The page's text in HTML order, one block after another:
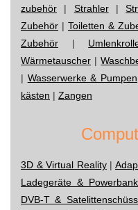
zubehör | Strahler|
Zubehör | Toiletten &
Zubehör |
Wärmetauscher |
| Wasserwerke & Pumpen
kästen | Zangen
3D & Virtual Reality|
Ladegeräte &
DVB-T &